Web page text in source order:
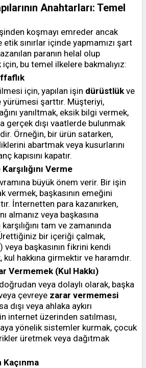
Anahtarları: Temel
koşmayı emreder ancak
sınırlar içinde yapmamızı şart
paranın helal olup
için, bu temel ilkelere bakmalıyız:
için, yapılan işin dürüstlükve
şarttır. Müşteriyi,
yanıltmak, eksik bilgi vermek,
gerçek dışı vaatlerde bulunmak
Örneğin, bir ürün satarken,
abartmak veya kusurlarını
kapısını kapatır.
Verme
büyük önem verir. Bir işin
vermek, başkasının emeğini
İnternetten para kazanırken,
almanız veya başkasına
tam ve zamanında
bir içeriği çalmak,
başkasının fikrini kendi
hakkına girmektir ve haramdır.
Vermemek (Kul Hakkı)
veya dolaylı olarak, başka
çevreye zarar vermemesi
dışı veya ahlaka aykırı
internet üzerinden satılması,
yönelik sistemler kurmak, çocuk
üretmek veya dağıtmak